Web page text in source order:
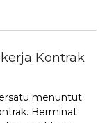
Kontrak
menuntut
Berminat